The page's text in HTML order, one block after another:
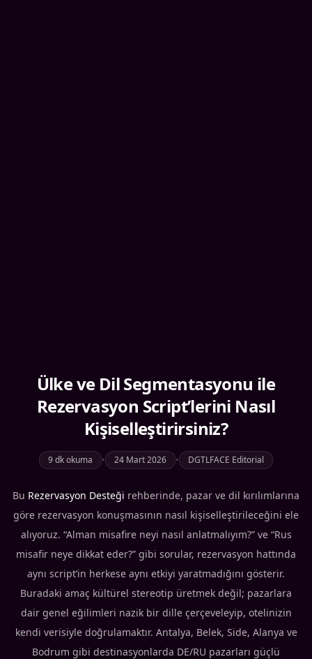
Ülke ve Dil Segmentasyonu ile
Rezervasyon Script’lerini Nasıl
Kişiselleştirirsiniz?
9 dk okuma • 24 Mart 2026 • DGTLFACE Editorial
Bu Rezervasyon Desteği rehberinde, pazar ve dil kırılımlarına
göre rezervasyon konuşmasının nasıl kişiselleştirileceğini ele
alıyoruz. “Alman misafire neyi nasıl anlatmalıyım?” ve “Rus
misafir neye dikkat eder?” gibi sorular, rezervasyon hattında
aynı script’in herkese aynı etkiyi yaratmadığını gösterir.
Buradaki amaç kültürel stereotip üretmek değil; pazarlara
dair genel eğilimleri nazik bir dille çerçeveleyip, otelinizin
kendi verisiyle doğrulamaktır. Antalya, Belek, Side, Alanya ve
Bodrum gibi destinasyonlarda DE/RU pazarları güçlü